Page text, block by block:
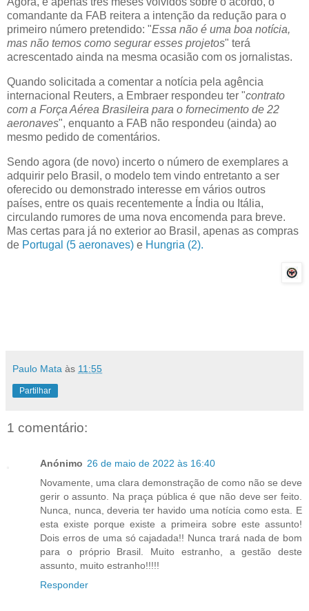
comandante da FAB reitera a intenção da redução para o
primeiro número pretendido: "Essa não é uma boa notícia,
mas não temos como segurar esses projetos" terá
acrescentado ainda na mesma ocasião com os jornalistas.
Quando solicitada a comentar a notícia pela agência
internacional Reuters, a Embraer respondeu ter "contrato
com a Força Aérea Brasileira para o fornecimento de 22
aeronaves", enquanto a FAB não respondeu (ainda) ao
mesmo pedido de comentários.
Sendo agora (de novo) incerto o número de exemplares a
adquirir pelo Brasil, o modelo tem vindo entretanto a ser
oferecido ou demonstrado interesse em vários outros
países, entre os quais recentemente a Índia ou Itália,
circulando rumores de uma nova encomenda para breve.
Mas certas para já no exterior ao Brasil, apenas as compras
de Portugal (5 aeronaves) e Hungria (2).
Paulo Mata às 11:55
Partilhar
1 comentário:
Anónimo 26 de maio de 2022 às 16:40
Novamente, uma clara demonstração de como não se deve
gerir o assunto. Na praça pública é que não deve ser feito.
Nunca, nunca, deveria ter havido uma notícia como esta. E
esta existe porque existe a primeira sobre este assunto!
Dois erros de uma só cajadada!! Nunca trará nada de bom
para o próprio Brasil. Muito estranho, a gestão deste
assunto, muito estranho!!!!!
Responder